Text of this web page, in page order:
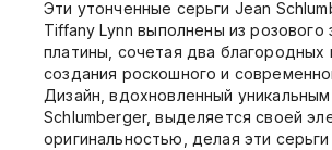
Эти утонченные серьги Jean
Tiffany Lynn выполнены из розового
платины, сочетая два благородных
создания роскошного и
Дизайн, вдохновленный
Schlumberger, выделяется своей
оригинальностью, делая эти